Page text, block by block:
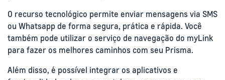
O recurso tecnológico permite enviar mensagens via SMS
ou Whatsapp de forma segura, prática e rápida. Você
também pode utilizar o serviço de navegação do myLink
para fazer os melhores caminhos com seu Prisma.
Além disso, é possível integrar os aplicativos e